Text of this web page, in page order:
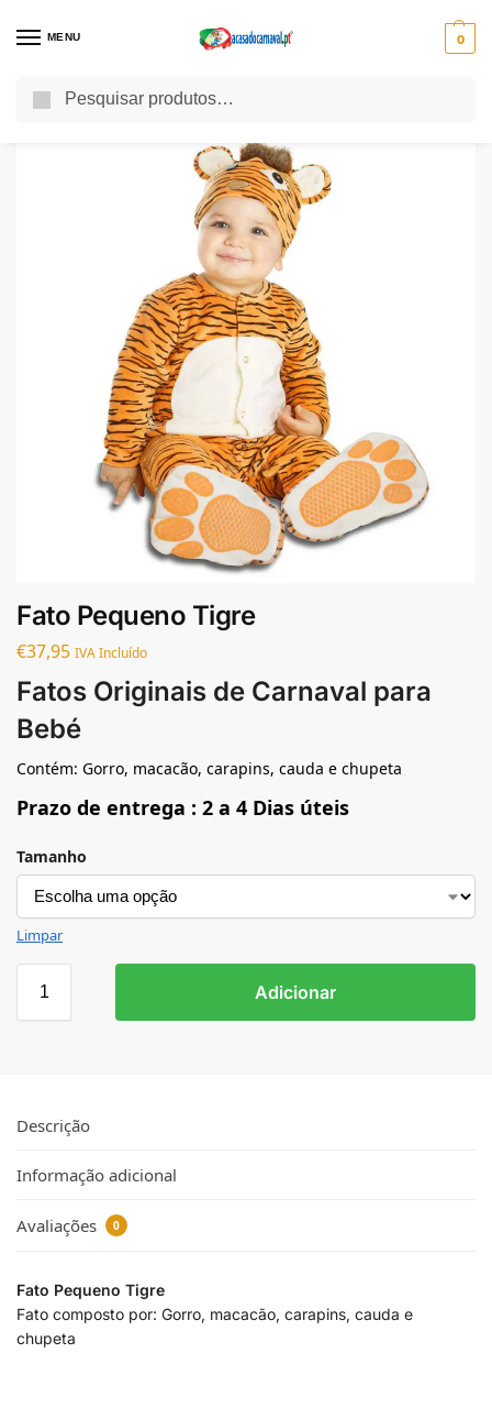
MENU 0
Uncategorized / Fato Pequeno Tigre
Fato Pequeno Tigre
€37,95 IVA Incluído
Fatos Originais de Carnaval para
Bebé
Contém: Gorro, macacão, carapins, cauda e chupeta
Prazo de entrega : 2 a 4 Dias úteis
Tamanho
Limpar
Adicionar
Descrição
Informação adicional
Avaliações 0
Fato Pequeno Tigre
Fato composto por: Gorro, macacão, carapins, cauda e
chupeta